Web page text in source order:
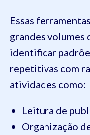
Essas
grandes volumes
identificar
repetitivas com
atividades como:
Leitura de
Organização